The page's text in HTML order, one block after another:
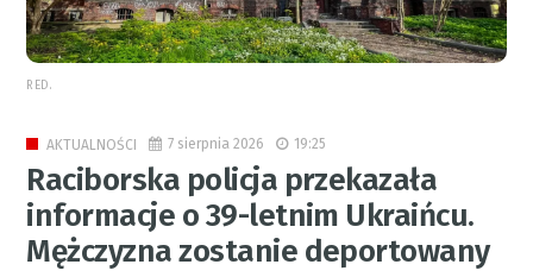
RED.
AKTUALNOŚCI 7 sierpnia 2026 19:25
Raciborska policja przekazała
informacje o 39-letnim Ukraińcu.
Mężczyzna zostanie deportowany